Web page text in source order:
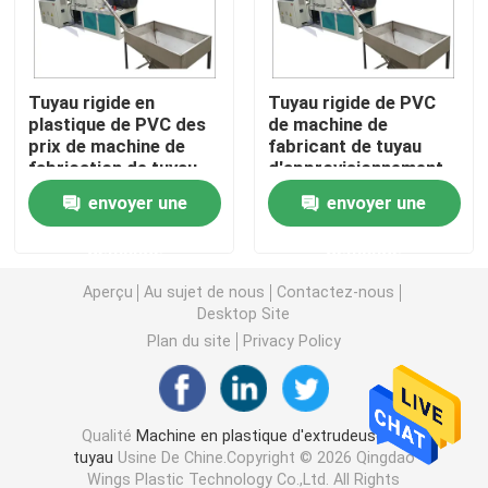
Machine d'extrudeuse de tuyau de PVC
Chaîne de production de tuyau de PPR
Machine d'extrudeuse de tuyau de PE
Machine d'extrusion de bande d'ANIMAL FAMILIER
Pp attachent la chaîne de production
Machine en plastique d'extrudeuse de feuille
Tuyau rigide en
plastique de PVC des
prix de machine de
fabrication de tuyau
de PVC faisant la
machineenvoyer une
Tuyau rigide de PVC
de machine de
fabricant de tuyau
d'approvisionnement
en eau de PVC de
tuyau faisant la
machine
envoyer une
Aperçu Au sujet de nous
Contactez-nous
Desktop Site
Plan du site
Privacy Policy
Qualité Machine en plastique d'extrudeuse de
tuyau Usine De Chine.Copyright © 2026 Qingdao
Wings Plastic Technology Co.,Ltd. All Rights